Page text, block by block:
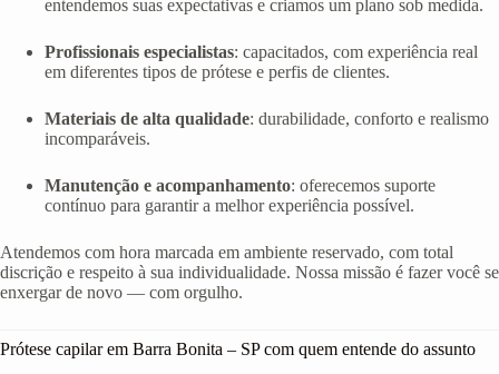
entendemos suas expectativas e criamos um plano sob medida.
Profissionais especialistas: capacitados, com experiência real
em diferentes tipos de prótese e perfis de clientes.
Materiais de alta qualidade: durabilidade, conforto e realismo
incomparáveis.
Manutenção e acompanhamento: oferecemos suporte
contínuo para garantir a melhor experiência possível.
Atendemos com hora marcada em ambiente reservado, com total
discrição e respeito à sua individualidade. Nossa missão é fazer você se
enxergar de novo — com orgulho.
Prótese capilar em Barra Bonita – SP com quem entende do assunto